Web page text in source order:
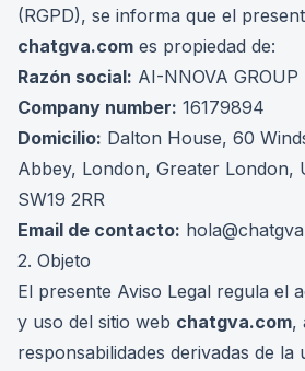
(RGPD), se informa que el
chatgva.com es propiedad de:
Razón social: AI-NNOVA GROUP
Company number: 16179894
Domicilio: Dalton House, 60
Abbey, London, Greater London,
SW19 2RR
Email de contacto:
2. Objeto
El presente Aviso Legal regula el
y uso del sitio web chatgva.com,
responsabilidades derivadas de la